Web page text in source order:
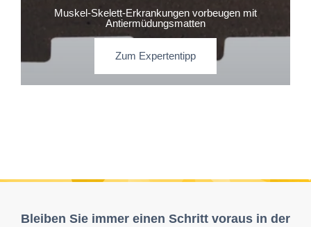
Muskel-Skelett-Erkrankungen vorbeugen mit
Antiermüdungsmatten
Zum Expertentipp
Bleiben Sie immer einen Schritt voraus in der